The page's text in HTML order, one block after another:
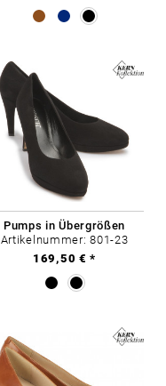
Pumps in Übergrößen
Artikelnummer: 801-23
169,50 € *